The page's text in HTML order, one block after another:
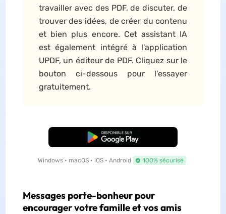
travailler avec des PDF, de discuter, de
trouver des idées, de créer du contenu
et bien plus encore. Cet assistant IA
est également intégré à l'application
UPDF, un éditeur de PDF. Cliquez sur le
bouton ci-dessous pour l'essayer
gratuitement.
TÉLÉCHARGER
Windows • macOS • iOS • Android 100% sécurisé
Messages porte-bonheur pour
encourager votre famille et vos amis